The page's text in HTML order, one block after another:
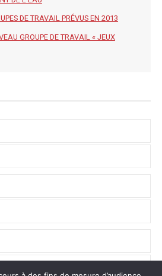
DE TRAVAIL PRÉVUS EN 2013
GROUPE DE TRAVAIL « JEUX